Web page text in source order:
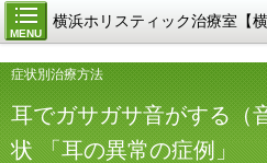
MENU
横浜ホリスティック治療室【
症状別治療方法
耳でガサガサ音がする（
状 「耳の異常の症例」